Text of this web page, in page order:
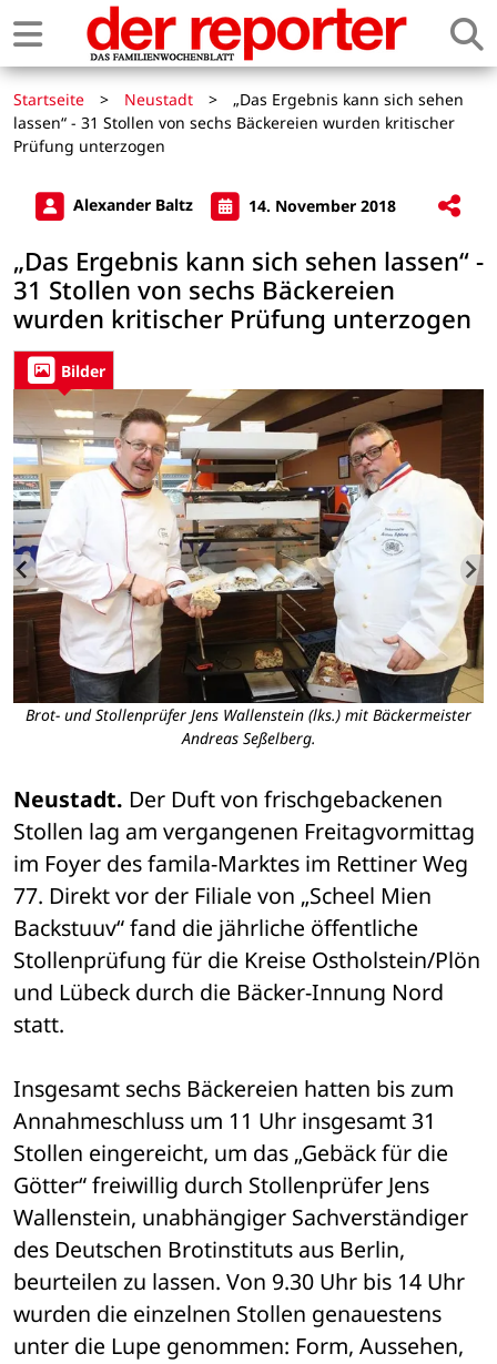
Startseite > Neustadt >
„Das Ergebnis kann sich sehen
lassen“ - 31 Stollen von sechs Bäckereien wurden kritischer
Prüfung unterzogen
Alexander Baltz 14. November 2018
„Das Ergebnis kann sich sehen lassen“ -
31 Stollen von sechs Bäckereien
wurden kritischer Prüfung unterzogen
Bilder
Brot- und Stollenprüfer Jens Wallenstein (lks.) mit Bäckermeister
Andreas Seßelberg.
Neustadt. Der Duft von frischgebackenen
Stollen lag am vergangenen Freitagvormittag
im Foyer des famila-Marktes im Rettiner Weg
77. Direkt vor der Filiale von „Scheel Mien
Backstuuv“ fand die jährliche öffentliche
Stollenprüfung für die Kreise Ostholstein/Plön
und Lübeck durch die Bäcker-Innung Nord
statt.
Insgesamt sechs Bäckereien hatten bis zum
Annahmeschluss um 11 Uhr insgesamt 31
Stollen eingereicht, um das „Gebäck für die
Götter“ freiwillig durch Stollenprüfer Jens
Wallenstein, unabhängiger Sachverständiger
des Deutschen Brotinstituts aus Berlin,
beurteilen zu lassen. Von 9.30 Uhr bis 14 Uhr
wurden die einzelnen Stollen genauestens
unter die Lupe genommen: Form, Aussehen,